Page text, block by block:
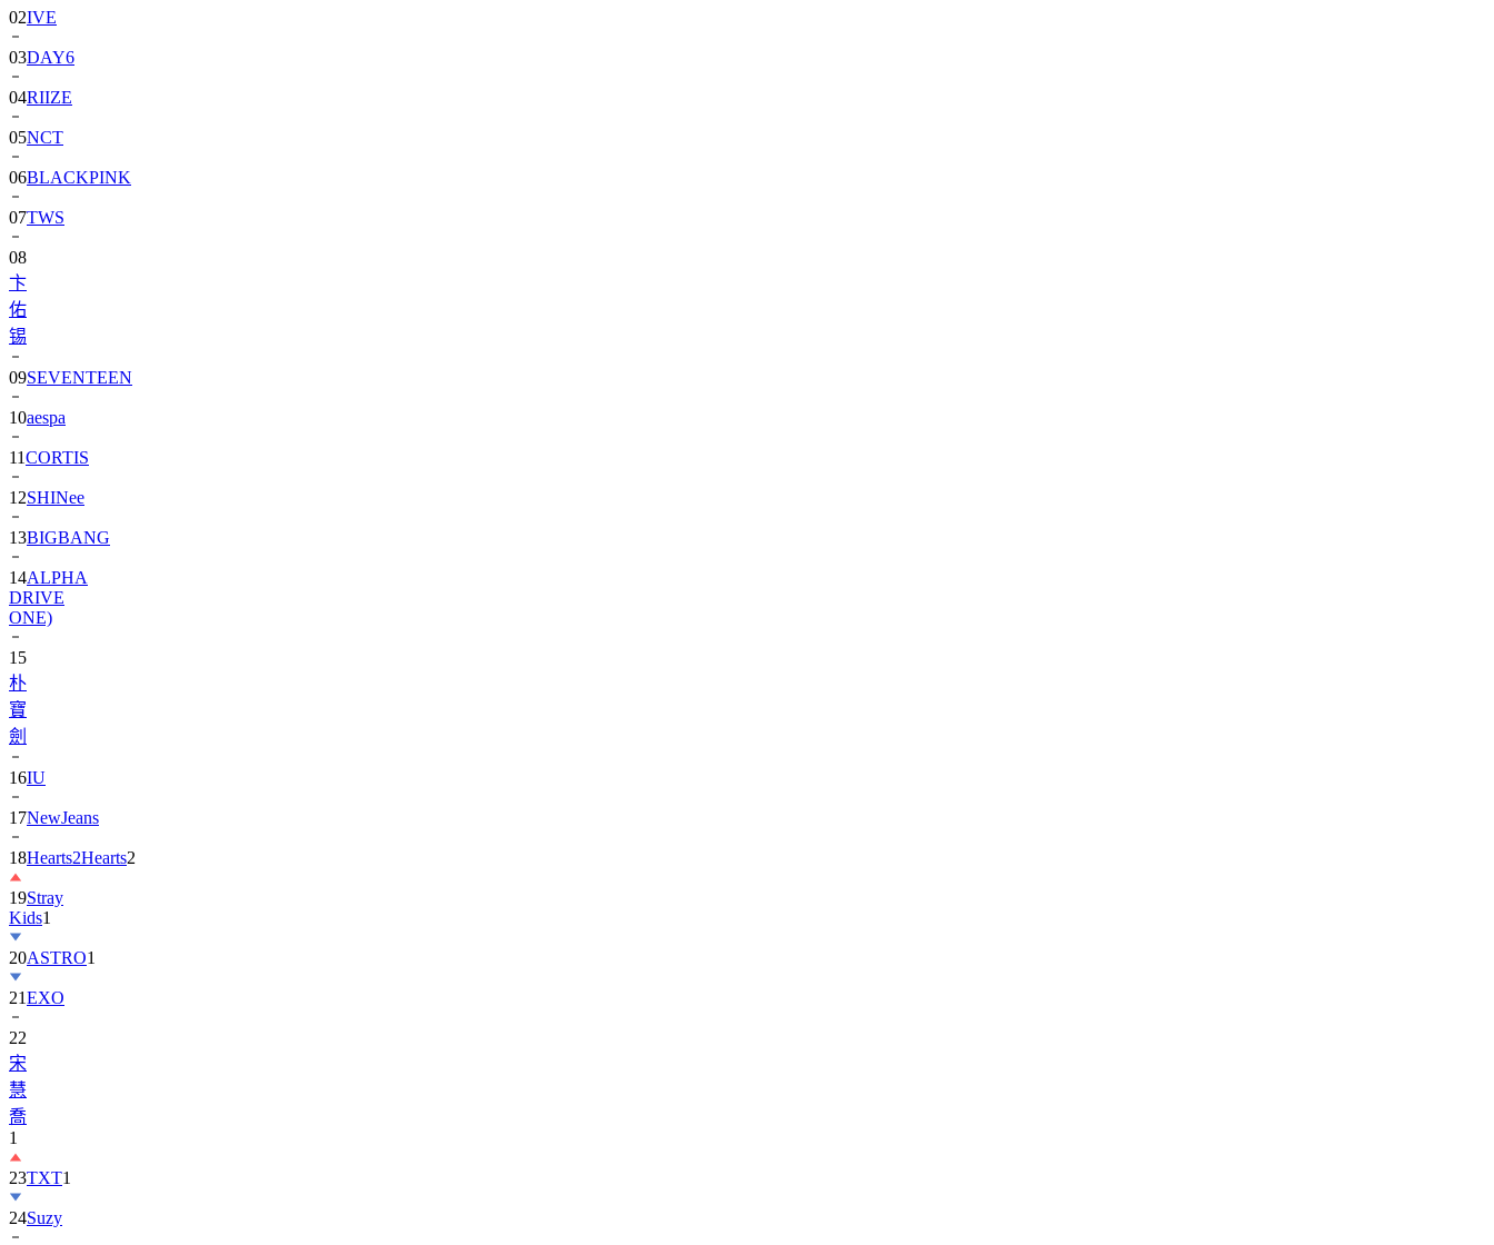
02IVE
03DAY6
04RIIZE
05NCT
06BLACKPINK
07TWS
08
卞
佑
锡
09SEVENTEEN
10aespa
11CORTIS
12SHINee
13BIGBANG
14ALPHA
DRIVE
ONE)
15
朴
寶
劍
16IU
17NewJeans
18Hearts2Hearts2
19Stray
Kids1
20ASTRO1
21EXO
22
宋
慧
喬
1
23TXT1
24Suzy